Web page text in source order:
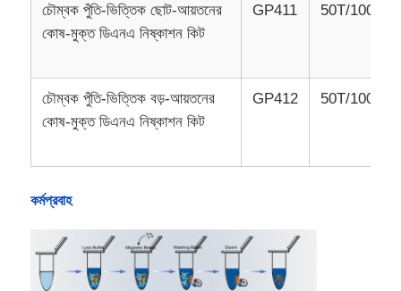
চৌম্বক পুঁতি-ভিত্তিক ছোট-আয়তনের
কোষ-মুক্ত ডিএনএ নিষ্কাশন কিট
GP411 50T/100T
চৌম্বক পুঁতি-ভিত্তিক বড়-আয়তনের
কোষ-মুক্ত ডিএনএ নিষ্কাশন কিট
GP412 50T/100T
কর্মপ্রবাহ